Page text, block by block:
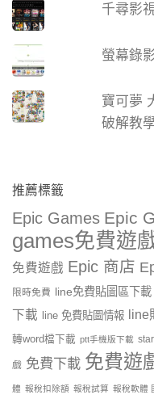
千尋影
螢幕錄
寶可夢
破解教
推薦標籤
Epic Games Epic
games免費遊
免費遊戲 Epic 商店
限時免費 line免費貼圖區下載
下載
line 免費貼圖情報
轉word檔下載 ptt手機版下載
戲 免費下載 免費遊
體 報稅扣除額 報稅試算 報稅軟體